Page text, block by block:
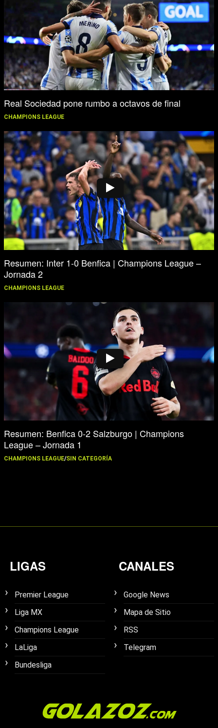
Real Sociedad pone rumbo a octavos de final
CHAMPIONS LEAGUE
Resumen: Inter 1-0 Benfica | Champions League –
Jornada 2
CHAMPIONS LEAGUE
Resumen: Benfica 0-2 Salzburgo | Champions
League – Jornada 1
CHAMPIONS LEAGUE/SIN CATEGORÍA
LIGAS
Premier League
Liga MX
Champions League
LaLiga
Bundesliga
CANALES
Google News
Mapa de Sitio
RSS
Telegram